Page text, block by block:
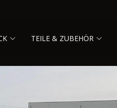
TEILE & ZUBEHÖR